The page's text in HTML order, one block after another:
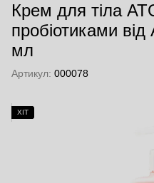
Крем для тіла
пробіотиками
мл
Артикул: 000078
ХІТ